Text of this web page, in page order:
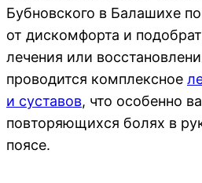
Бубновского в Балашихе
от дискомфорта и
лечения или
проводится комплексное
и суставов, что особенно
повторяющихся болях в
поясе.